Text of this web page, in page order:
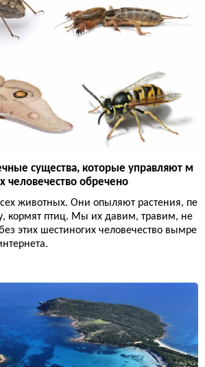
существа, которые управляют м
человечество обречено
животных. Они опыляют растения, пе
кормят птиц. Мы их давим, травим, не
этих шестиногих человечество вымре